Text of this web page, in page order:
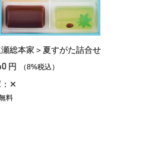
瀬総本家＞夏すがた詰合せ
円 （8%税込）
：✕
料